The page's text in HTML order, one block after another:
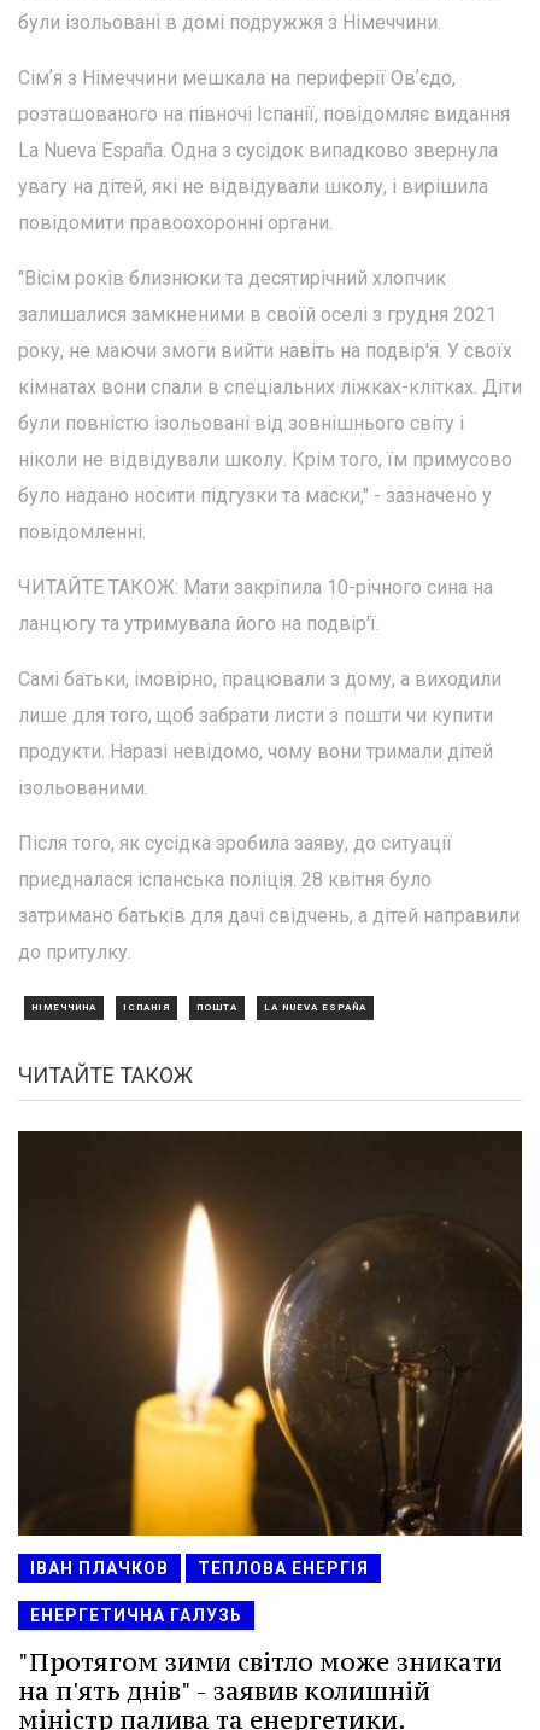
були ізольовані в домі подружжя з Німеччини.
Сімʼя з Німеччини мешкала на периферії Овʼєдо,
розташованого на півночі Іспанії, повідомляє видання
La Nueva España. Одна з сусідок випадково звернула
увагу на дітей, які не відвідували школу, і вирішила
повідомити правоохоронні органи.
"Вісім років близнюки та десятирічний хлопчик
залишалися замкненими в своїй оселі з грудня 2021
року, не маючи змоги вийти навіть на подвір'я. У своїх
кімнатах вони спали в спеціальних ліжках-клітках. Діти
були повністю ізольовані від зовнішнього світу і
ніколи не відвідували школу. Крім того, їм примусово
було надано носити підгузки та маски," - зазначено у
повідомленні.
ЧИТАЙТЕ ТАКОЖ: Мати закріпила 10-річного сина на
ланцюгу та утримувала його на подвір'ї.
Самі батьки, імовірно, працювали з дому, а виходили
лише для того, щоб забрати листи з пошти чи купити
продукти. Наразі невідомо, чому вони тримали дітей
ізольованими.
Після того, як сусідка зробила заяву, до ситуації
приєдналася іспанська поліція. 28 квітня було
затримано батьків для дачі свідчень, а дітей направили
до притулку.
НІМЕЧЧИНА ІСПАНІЯ ПОШТА LA NUEVA ESPAÑA
ЧИТАЙТЕ ТАКОЖ
ІВАН ПЛАЧКОВ ТЕПЛОВА ЕНЕРГІЯ
ЕНЕРГЕТИЧНА ГАЛУЗЬ
"Протягом зими світло може зникати
на п'ять днів" - заявив колишній
міністр палива та енергетики.